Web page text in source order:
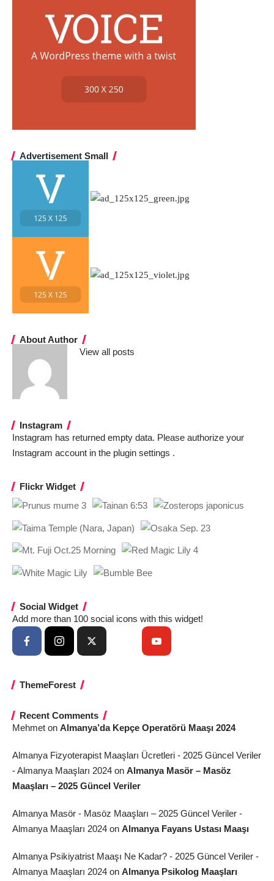
Advertisement Small
About Author
View all posts
Instagram
Instagram has returned empty data. Please authorize your
Instagram account in the plugin settings .
Flickr Widget
Social Widget
Add more than 100 social icons with this widget!
ThemeForest
Recent Comments
Mehmet on Almanya’da Kepçe Operatörü Maaşı 2024
Almanya Fizyoterapist Maaşları Ücretleri - 2025 Güncel Veriler
- Almanya Maaşları 2024 on Almanya Masör – Masöz
Maaşları – 2025 Güncel Veriler
Almanya Masör - Masöz Maaşları – 2025 Güncel Veriler -
Almanya Maaşları 2024 on Almanya Fayans Ustası Maaşı
Almanya Psikiyatrist Maaşı Ne Kadar? - 2025 Güncel Veriler -
Almanya Maaşları 2024 on Almanya Psikolog Maaşları